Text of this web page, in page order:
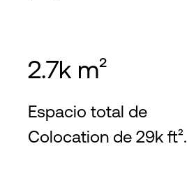
2.7k m²
Espacio total de
Colocation de 29k ft².